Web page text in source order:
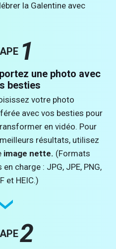
la Galentine avec
1
une photo avec
besties
votre photo
avec vos besties pour
en vidéo. Pour
résultats, utilisez
image nette. (Formats
en charge : JPG, JPE, PNG,
et HEIC.)
2